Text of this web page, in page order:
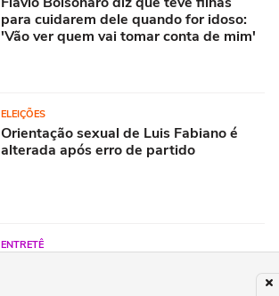
para cuidarem dele quando for idoso:
'Vão ver quem vai tomar conta de mim'
ELEIÇÕES
Orientação sexual de Luis Fabiano é
alterada após erro de partido
ENTRETÊ